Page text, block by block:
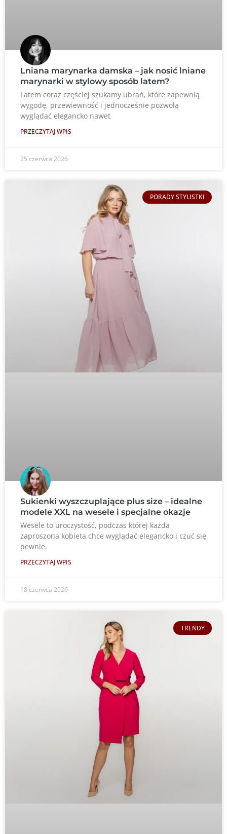
Lniana marynarka damska – jak nosić lniane
marynarki w stylowy sposób latem?
Latem coraz częściej szukamy ubrań, które zapewnią
wygodę, przewiewność i jednocześnie pozwolą
wyglądać elegancko nawet
PRZECZYTAJ WPIS
25 czerwca 2026
PORADY STYLISTKI
Sukienki wyszczuplające plus size – idealne
modele XXL na wesele i specjalne okazje
Wesele to uroczystość, podczas której każda
zaproszona kobieta chce wyglądać elegancko i czuć się
pewnie.
PRZECZYTAJ WPIS
18 czerwca 2026
TRENDY